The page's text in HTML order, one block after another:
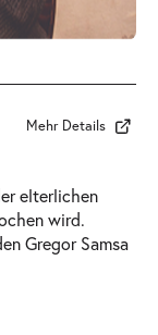
Mehr Details
elterlichen
wird.
Gregor Samsa